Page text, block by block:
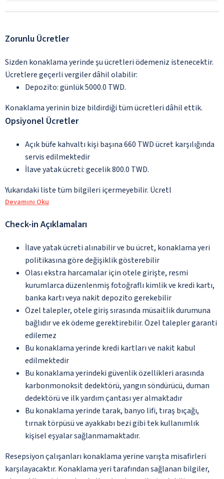
Zorunlu Ücretler
Sizden konaklama yerinde şu ücretleri ödemeniz istenecektir.
Ücretlere geçerli vergiler dâhil olabilir:
Depozito: günlük 5000.0 TWD.
Konaklama yerinin bize bildirdiği tüm ücretleri dâhil ettik.
Opsiyonel Ücretler
Açık büfe kahvaltı kişi başına 660 TWD ücret karşılığında
servis edilmektedir
İlave yatak ücreti: gecelik 800.0 TWD.
Yukarıdaki liste tüm bilgileri içermeyebilir. Ücretl
Devamını Oku
Check-in Açıklamaları
İlave yatak ücreti alınabilir ve bu ücret, konaklama yeri
politikasına göre değişiklik gösterebilir
Olası ekstra harcamalar için otele girişte, resmi
kurumlarca düzenlenmiş fotoğraflı kimlik ve kredi kartı,
banka kartı veya nakit depozito gerekebilir
Özel talepler, otele giriş sırasında müsaitlik durumuna
bağlıdır ve ek ödeme gerektirebilir. Özel talepler garanti
edilemez
Bu konaklama yerinde kredi kartları ve nakit kabul
edilmektedir
Bu konaklama yerindeki güvenlik özellikleri arasında
karbonmonoksit dedektörü, yangın söndürücü, duman
dedektörü ve ilk yardım çantası yer almaktadır
Bu konaklama yerinde tarak, banyo lifi, tıraş bıçağı,
tırnak törpüsü ve ayakkabı bezi gibi tek kullanımlık
kişisel eşyalar sağlanmamaktadır.
Resepsiyon çalışanları konaklama yerine varışta misafirleri
karşılayacaktır. Konaklama yeri tarafından sağlanan bilgiler,